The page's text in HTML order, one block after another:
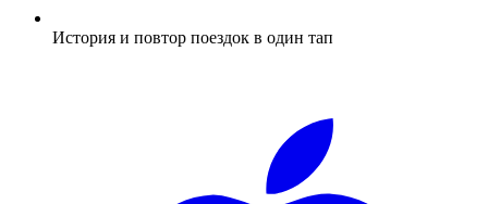
История и повтор поездок в один тап